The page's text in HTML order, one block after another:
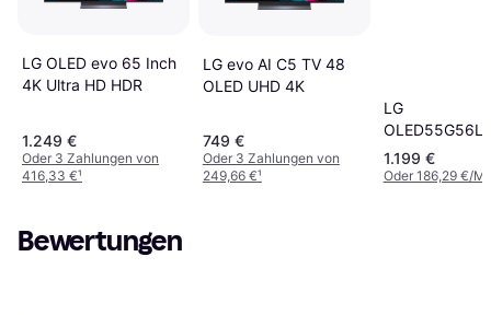
LG OLED evo 65 Inch
4K Ultra HD HDR
1.249 €
Oder 3 Zahlungen von
416,33 €¹
LG evo AI C5 TV 48
OLED UHD 4K
749 €
Oder 3 Zahlungen von
249,66 €¹
LG
4K Ultra HD
Smart TV
1.199 €
Oder 186,29 €/
Bewertungen